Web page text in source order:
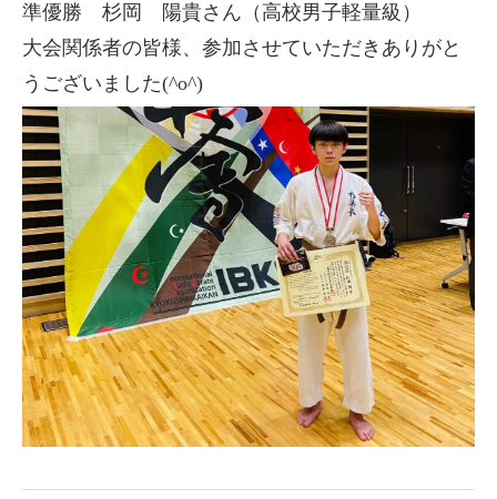
準優勝 杉岡 陽貴さん（高校男子軽量級）
大会関係者の皆様、参加させていただきありがと
うございました(^o^)